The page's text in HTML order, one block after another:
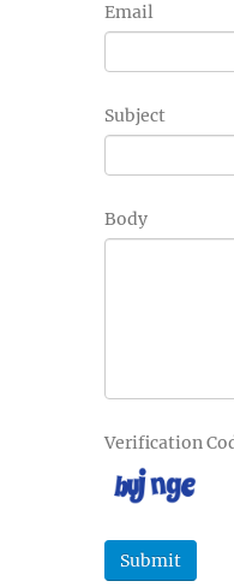
Email
Subject
Body
Verification
Submit